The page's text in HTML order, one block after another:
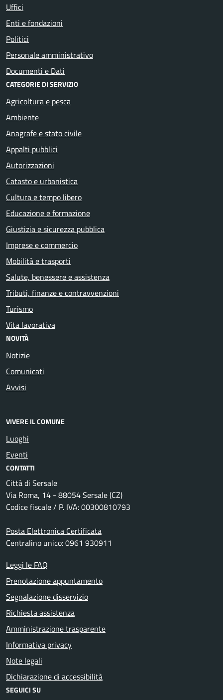
Uffici
Enti e fondazioni
Politici
Personale amministrativo
Documenti e Dati
CATEGORIE DI SERVIZIO
Agricoltura e pesca
Ambiente
Anagrafe e stato civile
Appalti pubblici
Autorizzazioni
Catasto e urbanistica
Cultura e tempo libero
Educazione e formazione
Giustizia e sicurezza pubblica
Imprese e commercio
Mobilità e trasporti
Salute, benessere e assistenza
Tributi, finanze e contravvenzioni
Turismo
Vita lavorativa
NOVITÀ
Notizie
Comunicati
Avvisi
VIVERE IL COMUNE
Luoghi
Eventi
CONTATTI
Città di Sersale
Via Roma, 14 - 88054 Sersale (CZ)
Codice fiscale / P. IVA: 00300810793
Posta Elettronica Certificata
Centralino unico: 0961 930911
Leggi le FAQ
Prenotazione appuntamento
Segnalazione disservizio
Richiesta assistenza
Amministrazione trasparente
Informativa privacy
Note legali
Dichiarazione di accessibilità
SEGUICI SU